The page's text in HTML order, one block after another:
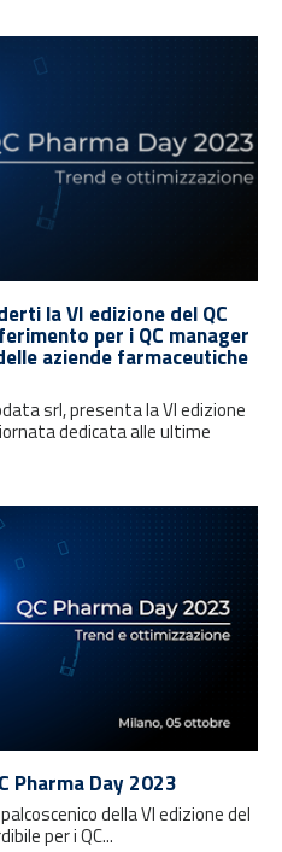
la VI edizione del QC
per i QC manager
aziende farmaceutiche
srl, presenta la VI edizione
dedicata alle ultime
Pharma Day 2023
della VI edizione del
per i QC...